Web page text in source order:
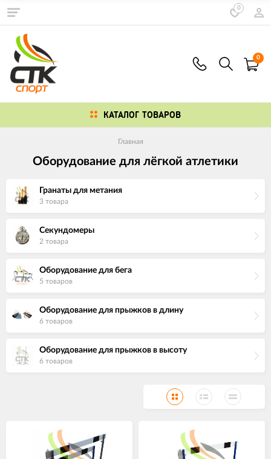
0
0
КАТАЛОГ ТОВАРОВ
Главная
Оборудование для лёгкой атлетики
Гранаты для метания
3 товара
Секундомеры
2 товара
Оборудование для бега
5 товаров
Оборудование для прыжков в длину
6 товаров
Оборудование для прыжков в высоту
6 товаров